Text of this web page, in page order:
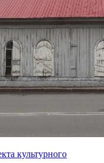
культурного